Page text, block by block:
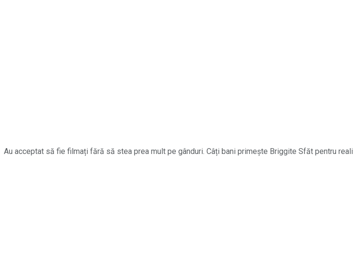
Au acceptat să fie filmați fără să stea prea mult pe gânduri. Câți bani primește Briggite Sfăt pentru